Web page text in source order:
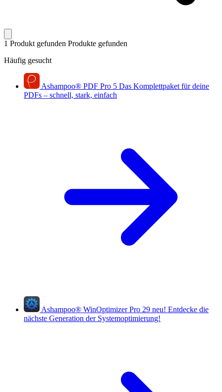
1 Produkt gefunden Produkte gefunden
Häufig gesucht
Ashampoo® PDF Pro 5 Das Komplettpaket für deine
PDFs – schnell, stark, einfach
Ashampoo® WinOptimizer Pro 29 neu! Entdecke die
nächste Generation der Systemoptimierung!